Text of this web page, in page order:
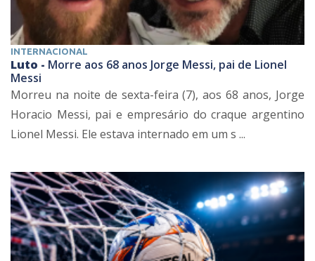
INTERNACIONAL
Luto - Morre aos 68 anos Jorge Messi, pai de Lionel
Messi
Morreu na noite de sexta-feira (7), aos 68 anos, Jorge
Horacio Messi, pai e empresário do craque argentino
Lionel Messi. Ele estava internado em um s ...